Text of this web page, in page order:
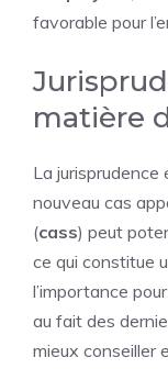
favorable pour
matière
La
nouveau cas
(cass) peut
ce qui constitue
l’importance
au fait des
mieux conseiller